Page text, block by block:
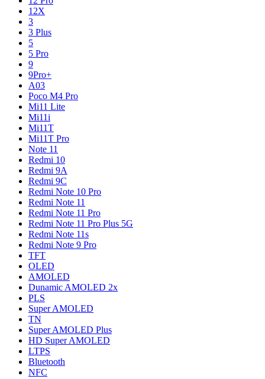
12X
3
3 Plus
5
5 Pro
9
9Pro+
A03
Poco M4 Pro
Mi11 Lite
Mi11i
Mi11T
Mi11T Pro
Note 11
Redmi 10
Redmi 9A
Redmi 9C
Redmi Note 10 Pro
Redmi Note 11
Redmi Note 11 Pro
Redmi Note 11 Pro Plus 5G
Redmi Note 11s
Redmi Note 9 Pro
TFT
OLED
AMOLED
Dunamic AMOLED 2x
PLS
Super AMOLED
TN
Super AMOLED Plus
HD Super AMOLED
LTPS
Bluetooth
NFC